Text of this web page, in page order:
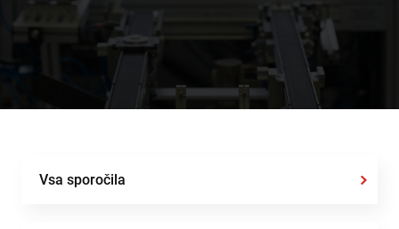
Vsa sporočila